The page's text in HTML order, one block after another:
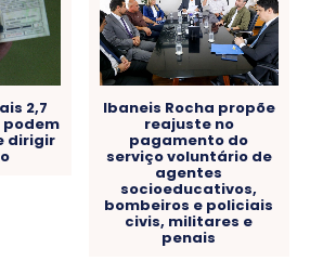
2,7
dirigir
Ibaneis Rocha propõe
reajuste no
pagamento do
serviço voluntário de
agentes
socioeducativos,
bombeiros e policiais
civis, militares e
penais